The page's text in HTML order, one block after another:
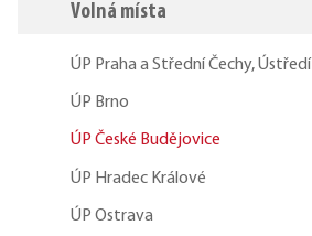
Volná místa
ÚP Praha a Střední Čechy, Ústředí
ÚP Brno
ÚP České Budějovice
ÚP Hradec Králové
ÚP Ostrava